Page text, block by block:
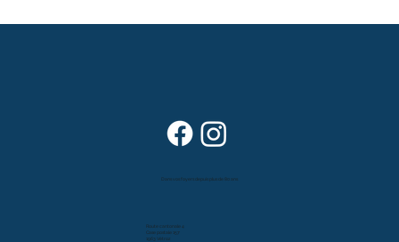
Route cantonale 4
Case postale 157
1963 Vétroz
Dans vos foyers depuis plus de 80 ans